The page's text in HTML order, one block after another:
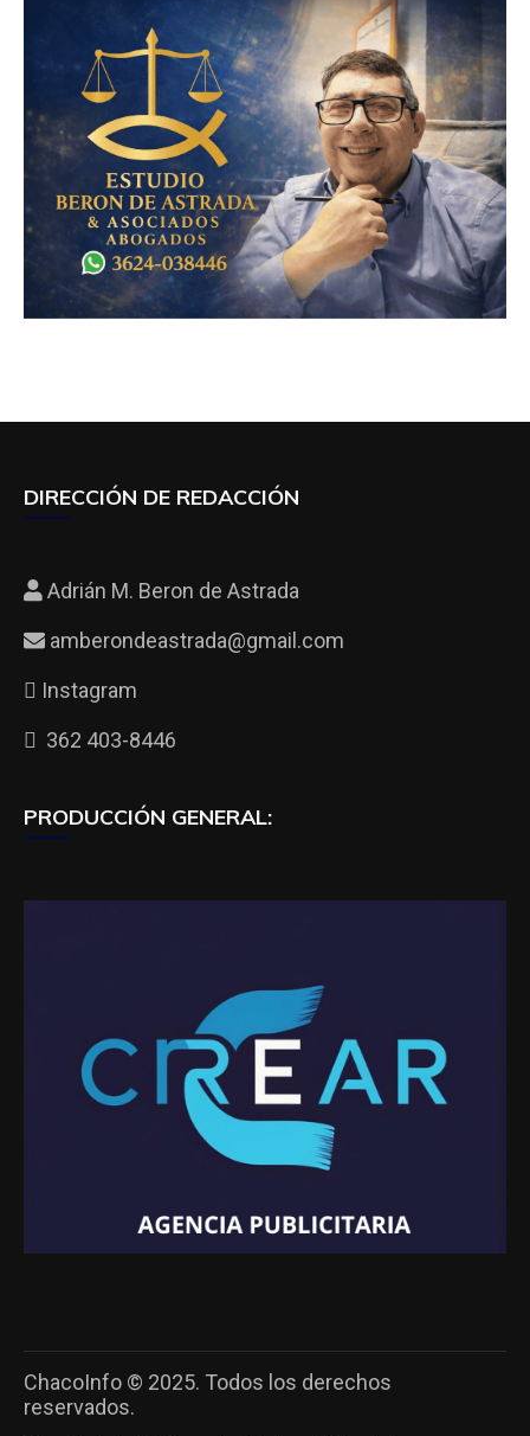
DIRECCIÓN DE REDACCIÓN
Adrián M. Beron de Astrada
amberondeastrada@gmail.com
Instagram
362 403-8446
PRODUCCIÓN GENERAL:
ChacoInfo © 2025. Todos los derechos
reservados.